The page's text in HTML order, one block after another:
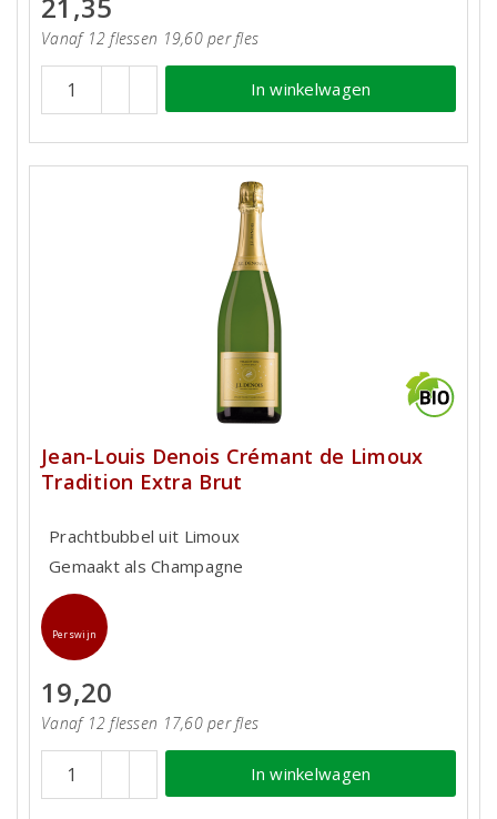
Vanaf 12 flessen 19,60 per fles
In winkelwagen
Jean-Louis Denois Crémant de Limoux
Tradition Extra Brut
Prachtbubbel uit Limoux
Gemaakt als Champagne
Perswijn
19,20
Vanaf 12 flessen 17,60 per fles
In winkelwagen